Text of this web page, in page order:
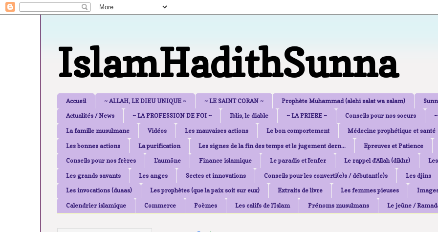
IslamHadithSunna
Accueil ~ ALLAH, LE DIEU UNIQUE ~ ~ LE SAINT CORAN ~ Prophète Muhammad (alehi salat wa salam)
Actualités / News ~ LA PROFESSION DE FOI ~ Iblis, le diable ~ LA PRIERE ~ Conseils pour nos soeurs
La famille musulmane Vidéos Les mauvaises actions Le bon comportement Médecine prophétique et santé
Les bonnes actions La purification Les signes de la fin des temps et le jugement dern... Epreuves et Patience
Conseils pour nos frères L'aumône Finance islamique Le paradis et l'enfer Le rappel d'Allah (dikhr)
Les grands savants Les anges Sectes et innovations Conseils pour les converti(e)s / débutant(e)s Les djins
Les invocations (duaas) Les prophètes (que la paix soit sur eux) Extraits de livre Les femmes pieuses
Calendrier islamique Commerce Poèmes Les califs de l'Islam Prénoms musulmans Le jeûne /